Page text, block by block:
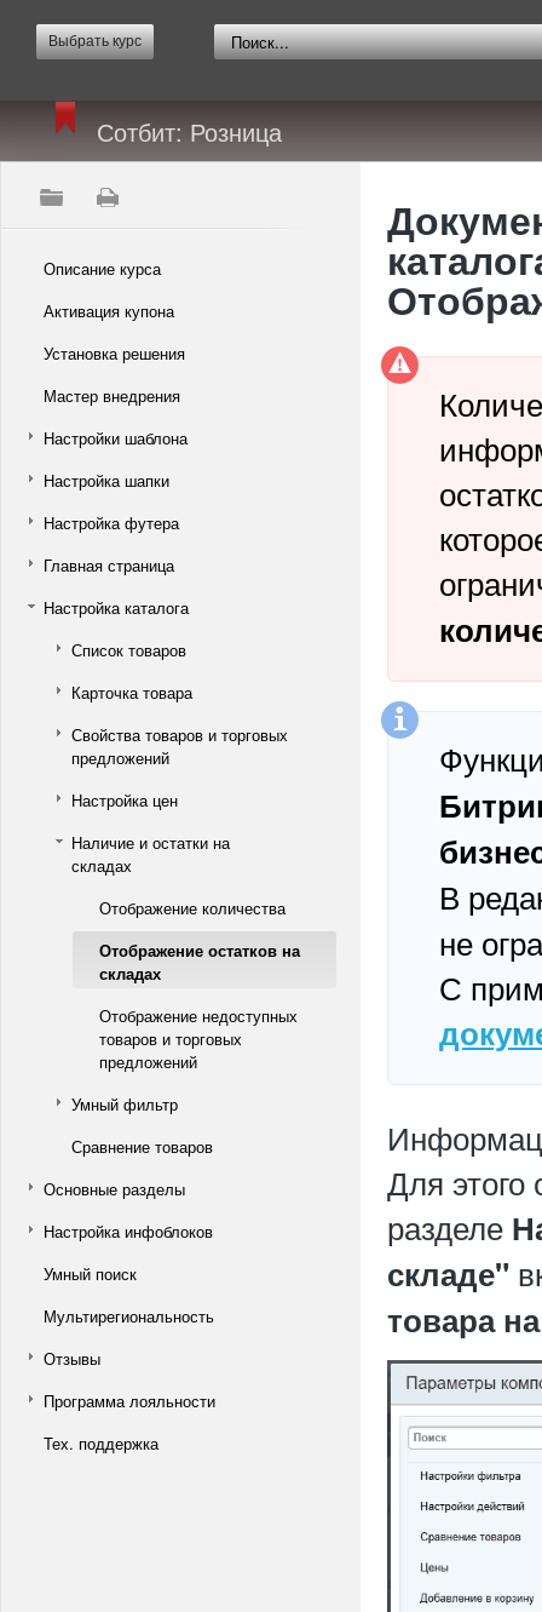
Выбрать курс
Сотбит: Розница
Описание курса
Активация купона
Установка решения
Мастер внедрения
Настройки шаблона
Настройка шапки
Настройка футера
Главная страница
Настройка каталога
Список товаров
Карточка товара
Свойства товаров и торговых
предложений
Настройка цен
Наличие и остатки на
складах
Отображение количества
Отображение остатков на
складах
Отображение недоступных
товаров и торговых
предложений
Умный фильтр
Сравнение товаров
Основные разделы
Настройка инфоблоков
Умный поиск
Мультирегиональность
Отзывы
Программа лояльности
Тех. поддержка
В
не
С
Для этого
разделе
складе"
товара